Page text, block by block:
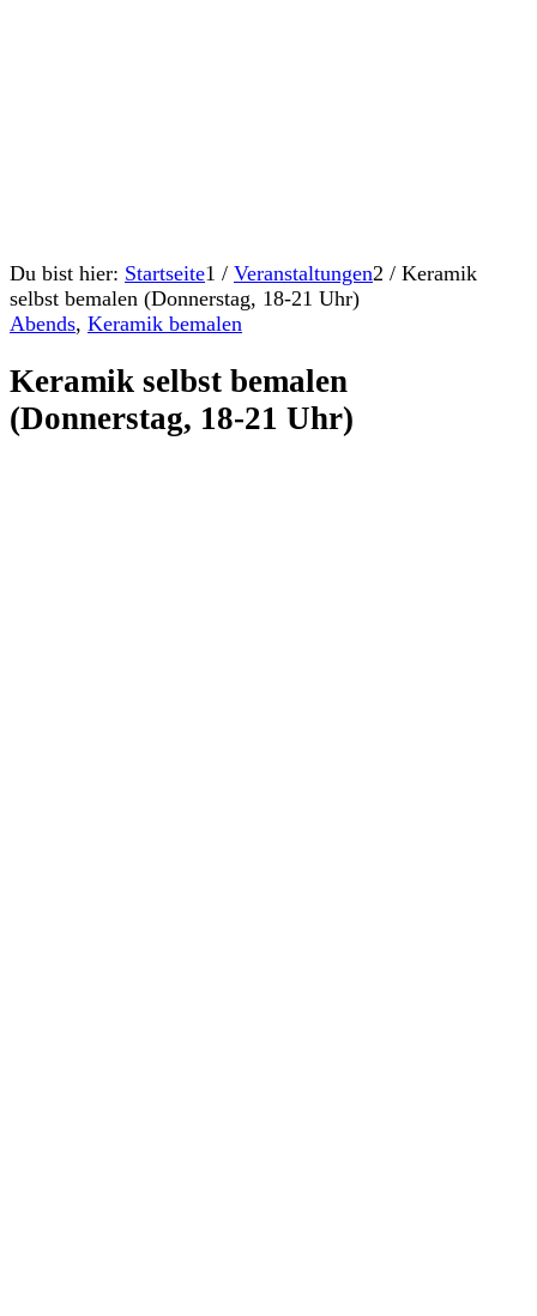
Du bist hier: Startseite1 / Veranstaltungen2 / Keramik
selbst bemalen (Donnerstag, 18-21 Uhr)
Abends, Keramik bemalen
Keramik selbst bemalen
(Donnerstag, 18-21 Uhr)